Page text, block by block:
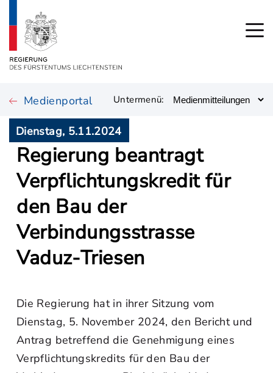
Medienportal Untermenü:
Dienstag, 5.11.2024
Regierung beantragt
Verpflichtungskredit für
den Bau der
Verbindungsstrasse
Vaduz-Triesen
Die Regierung hat in ihrer Sitzung vom
Dienstag, 5. November 2024, den Bericht und
Antrag betreffend die Genehmigung eines
Verpflichtungskredits für den Bau der